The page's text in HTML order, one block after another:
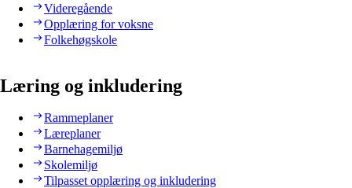
Videregående
Opplæring for voksne
Folkehøgskole
Læring og inkludering
Rammeplaner
Læreplaner
Barnehagemiljø
Skolemiljø
Tilpasset opplæring og inkludering